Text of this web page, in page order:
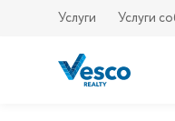
Услуги Услуги